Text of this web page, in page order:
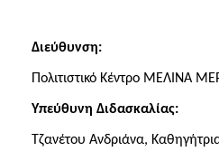
Διεύθυνση:
Πολιτιστικό Κέντρο ΜΕΛΙΝΑ
Υπεύθυνη Διδασκαλίας:
Τζανέτου Ανδριάνα,